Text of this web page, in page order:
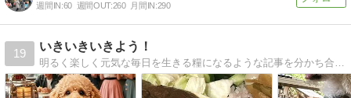
週間IN:60 週間OUT:260 月間IN:290
19
いきいきいきよう！
明るく楽しく元気な毎日を生きる糧になるような記事を分かち合っていきたいです。短歌とフォトエッセイ、人物研究、歴史探訪、グルメと多趣味です。愛犬もよろしく！！